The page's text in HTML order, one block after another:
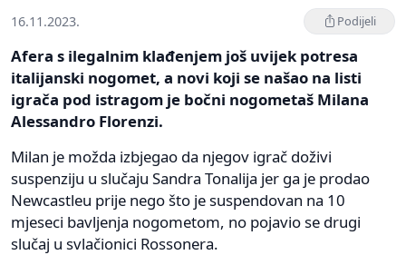
16.11.2023. Podijeli
Afera s ilegalnim klađenjem još uvijek potresa
italijanski nogomet, a novi koji se našao na listi
igrača pod istragom je bočni nogometaš Milana
Alessandro Florenzi.
Milan je možda izbjegao da njegov igrač doživi
suspenziju u slučaju Sandra Tonalija jer ga je prodao
Newcastleu prije nego što je suspendovan na 10
mjeseci bavljenja nogometom, no pojavio se drugi
slučaj u svlačionici Rossonera.